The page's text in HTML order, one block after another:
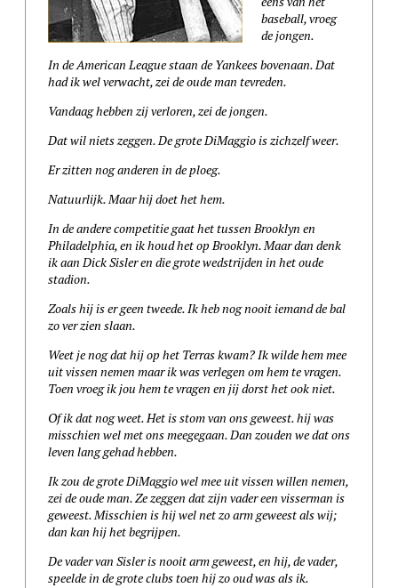
baseball, vroeg
de jongen.
In de American League staan de Yankees bovenaan. Dat
had ik wel verwacht, zei de oude man tevreden.
Vandaag hebben zij verloren, zei de jongen.
Dat wil niets zeggen. De grote DiMaggio is zichzelf weer.
Er zitten nog anderen in de ploeg.
Natuurlijk. Maar hij doet het hem.
In de andere competitie gaat het tussen Brooklyn en
Philadelphia, en ik houd het op Brooklyn. Maar dan denk
ik aan Dick Sisler en die grote wedstrijden in het oude
stadion.
Zoals hij is er geen tweede. Ik heb nog nooit iemand de bal
zo ver zien slaan.
Weet je nog dat hij op het Terras kwam? Ik wilde hem mee
uit vissen nemen maar ik was verlegen om hem te vragen.
Toen vroeg ik jou hem te vragen en jij dorst het ook niet.
Of ik dat nog weet. Het is stom van ons geweest. hij was
misschien wel met ons meegegaan. Dan zouden we dat ons
leven lang gehad hebben.
Ik zou de grote DiMaggio wel mee uit vissen willen nemen,
zei de oude man. Ze zeggen dat zijn vader een visserman is
geweest. Misschien is hij wel net zo arm geweest als wij;
dan kan hij het begrijpen.
De vader van Sisler is nooit arm geweest, en hij, de vader,
speelde in de grote clubs toen hij zo oud was als ik.